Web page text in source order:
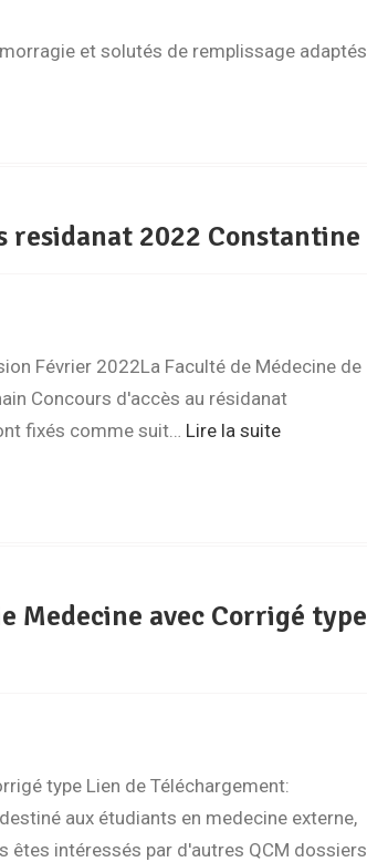
et solutés de remplissage adaptés
residanat 2022 Constantine
Février 2022La Faculté de Médecine de
Concours d'accès au résidanat
fixés comme suit… Lire la suite
Medecine avec Corrigé type
type Lien de Téléchargement:
aux étudiants en medecine externe,
êtes intéressés par d'autres QCM dossiers